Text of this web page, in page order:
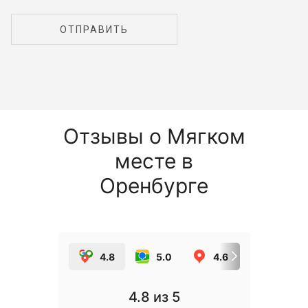
ОТПРАВИТЬ
Отзывы о Мягком
месте в
Оренбурге
4.8 5.0 4.6
4.8 из 5